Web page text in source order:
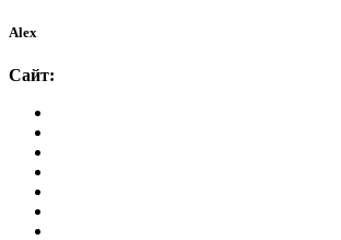
Alex
Сайт: